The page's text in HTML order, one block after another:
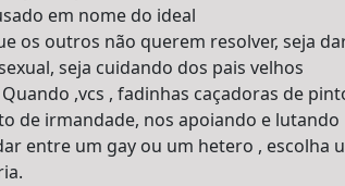
em nome do ideal
os outros não querem resolver, seja
seja cuidando dos pais velhos
,vcs , fadinhas caçadoras de
de irmandade, nos apoiando e lutando
entre um gay ou um hetero , escolha